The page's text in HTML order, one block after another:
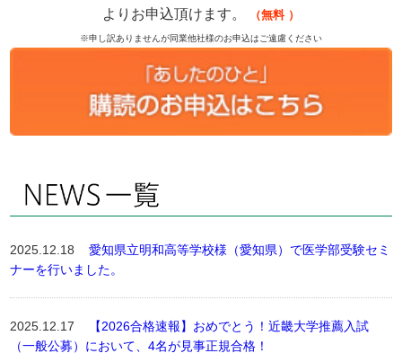
よりお申込頂けます。
（無料 ）
※申し訳ありませんが同業他社様のお申込はご遠慮ください
2025.12.18愛知県立明和高等学校様（愛知県）で医学部受験セミ
ナーを行いました。
2025.12.17
【2026合格速報】おめでとう！近畿大学推薦入試
（一般公募）において、4名が見事正規合格！